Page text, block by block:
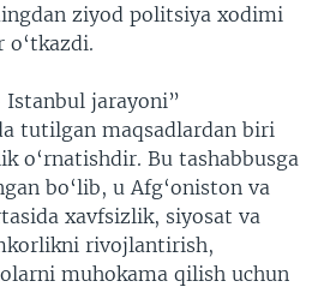
ziyod politsiya xodimi
o‘tkazdi.
jarayoni”
tutilgan maqsadlardan biri
o‘rnatishdir. Bu tashabbusga
bo‘lib, u Afg‘oniston va
xavfsizlik, siyosat va
rivojlantirish,
muhokama qilish uchun